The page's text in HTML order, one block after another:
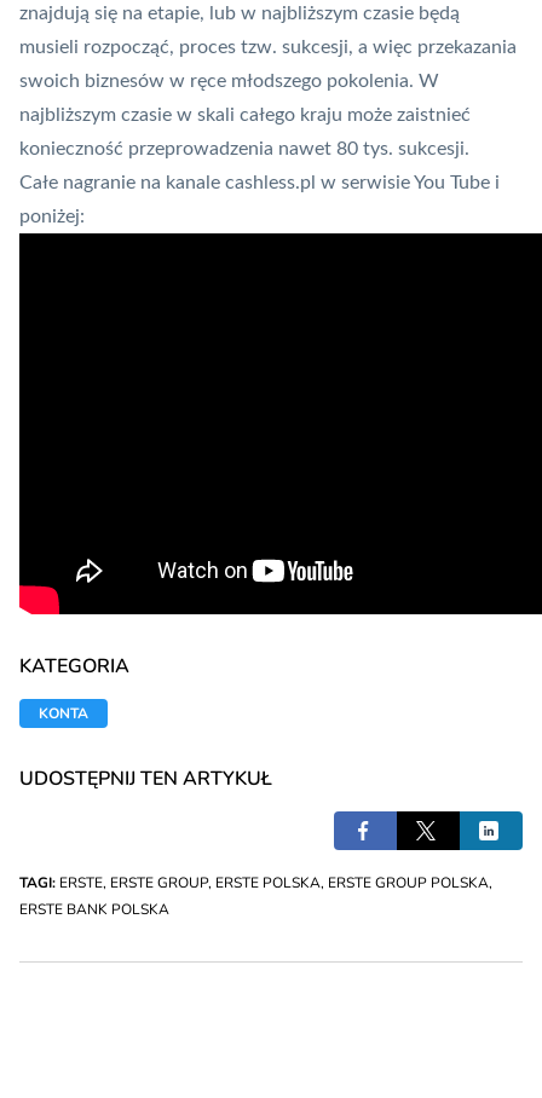
znajdują się na etapie, lub w najbliższym czasie będą
musieli rozpocząć, proces tzw. sukcesji, a więc przekazania
swoich biznesów w ręce młodszego pokolenia. W
najbliższym czasie w skali całego kraju może zaistnieć
konieczność przeprowadzenia nawet 80 tys. sukcesji.
Całe nagranie na kanale cashless.pl w serwisie You Tube i
poniżej:
KATEGORIA
KONTA
UDOSTĘPNIJ TEN ARTYKUŁ
TAGI: ERSTE, ERSTE GROUP, ERSTE POLSKA, ERSTE GROUP POLSKA,
ERSTE BANK POLSKA